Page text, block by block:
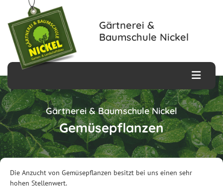
Zum Inhalt springen
Gärtnerei &
Baumschule Nickel
Gärtnerei & Baumschule Nickel
Gemüsepflanzen
Die Anzucht von Gemüsepflanzen besitzt bei uns einen sehr
hohen Stellenwert.